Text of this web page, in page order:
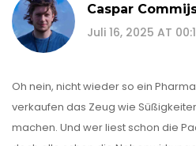
Caspar
Juli 16, 2025 AT
Oh nein, nicht wieder so ein
verkaufen das Zeug wie
machen. Und wer liest schon die